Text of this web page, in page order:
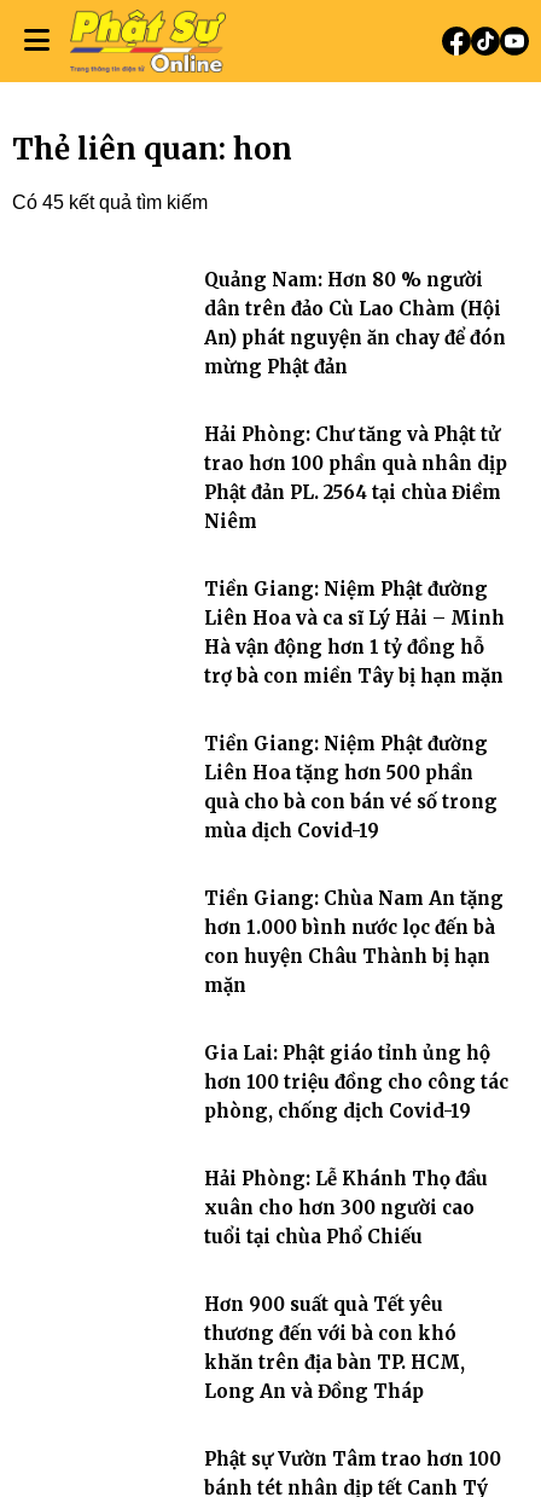
Thẻ liên quan: hon
Có 45 kết quả tìm kiếm
Quảng Nam: Hơn 80 % người
dân trên đảo Cù Lao Chàm (Hội
An) phát nguyện ăn chay để đón
mừng Phật đản
Hải Phòng: Chư tăng và Phật tử
trao hơn 100 phần quà nhân dịp
Phật đản PL. 2564 tại chùa Điềm
Niêm
Tiền Giang: Niệm Phật đường
Liên Hoa và ca sĩ Lý Hải – Minh
Hà vận động hơn 1 tỷ đồng hỗ
trợ bà con miền Tây bị hạn mặn
Tiền Giang: Niệm Phật đường
Liên Hoa tặng hơn 500 phần
quà cho bà con bán vé số trong
mùa dịch Covid-19
Tiền Giang: Chùa Nam An tặng
hơn 1.000 bình nước lọc đến bà
con huyện Châu Thành bị hạn
mặn
Gia Lai: Phật giáo tỉnh ủng hộ
hơn 100 triệu đồng cho công tác
phòng, chống dịch Covid-19
Hải Phòng: Lễ Khánh Thọ đầu
xuân cho hơn 300 người cao
tuổi tại chùa Phổ Chiếu
Hơn 900 suất quà Tết yêu
thương đến với bà con khó
khăn trên địa bàn TP. HCM,
Long An và Đồng Tháp
Phật sự Vườn Tâm trao hơn 100
bánh tét nhân dịp tết Canh Tý